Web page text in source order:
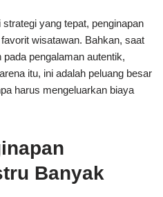
yang tepat, penginapan
wisatawan. Bahkan, saat
pengalaman autentik,
itu, ini adalah peluang besar
harus mengeluarkan biaya
Banyak